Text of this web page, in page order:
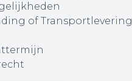
of Transportlevering